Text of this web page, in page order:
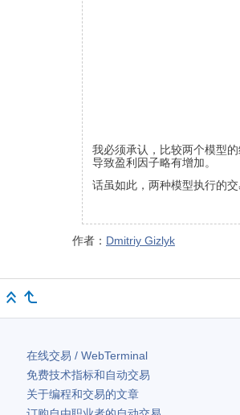
我必须承认，比较两个模型
导致盈利因子略有增加。
话虽如此，两种模型执行的
作者： Dmitriy Gizlyk
在线交易 / WebTerminal
免费技术指标和自动交易
关于编程和交易的文章